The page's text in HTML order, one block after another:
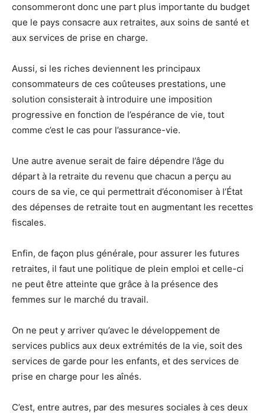
consommeront donc une part plus importante du budget
que le pays consacre aux retraites, aux soins de santé et
aux services de prise en charge.
Aussi, si les riches deviennent les principaux
consommateurs de ces coûteuses prestations, une
solution consisterait à introduire une imposition
progressive en fonction de l’espérance de vie, tout
comme c’est le cas pour l’assurance-vie.
Une autre avenue serait de faire dépendre l’âge du
départ à la retraite du revenu que chacun a perçu au
cours de sa vie, ce qui permettrait d’économiser à l’État
des dépenses de retraite tout en augmentant les recettes
fiscales.
Enfin, de façon plus générale, pour assurer les futures
retraites, il faut une politique de plein emploi et celle-ci
ne peut être atteinte que grâce à la présence des
femmes sur le marché du travail.
On ne peut y arriver qu’avec le développement de
services publics aux deux extrémités de la vie, soit des
services de garde pour les enfants, et des services de
prise en charge pour les aînés.
C’est, entre autres, par des mesures sociales à ces deux